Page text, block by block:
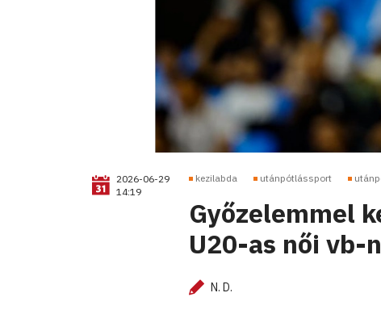
2026-06-29
14:19
kezilabda utánpótlássport
Győzelemmel
U20-as női vb-
N. D.